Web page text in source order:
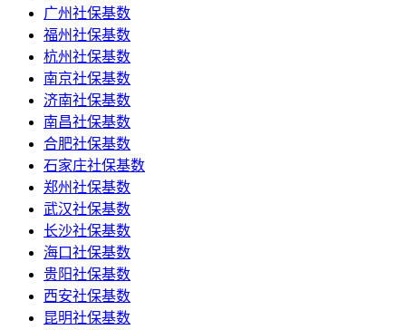
广州社保基数
福州社保基数
杭州社保基数
南京社保基数
济南社保基数
南昌社保基数
合肥社保基数
石家庄社保基数
郑州社保基数
武汉社保基数
长沙社保基数
海口社保基数
贵阳社保基数
西安社保基数
昆明社保基数